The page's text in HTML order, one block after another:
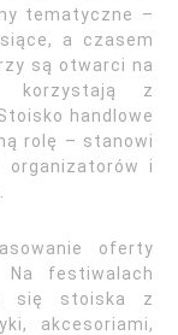
tematyczne –
a czasem
są otwarci na
korzystają z
handlowe
rolę – stanowi
organizatorów i
oferty
Na festiwalach
się stoiska z
akcesoriami,